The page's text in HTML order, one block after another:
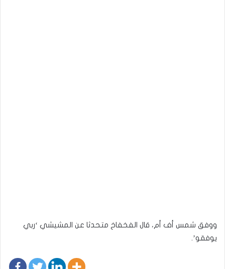
ووفق شمس أف أم، قال الفخفاخ متحدثا عن المشيشي ‘ربي
يوفقو’.